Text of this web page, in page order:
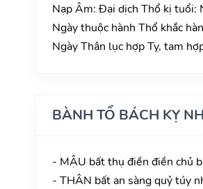
Nạp Âm: Đại dịch Thổ kị tuổi:
Ngày thuộc hành Thổ khắc
Ngày Thân lục hợp Tỵ, tam
BÀNH TỔ BÁCH KỴ
- MẬU bất thụ điền điền chủ
- THÂN bất an sàng quỷ túy